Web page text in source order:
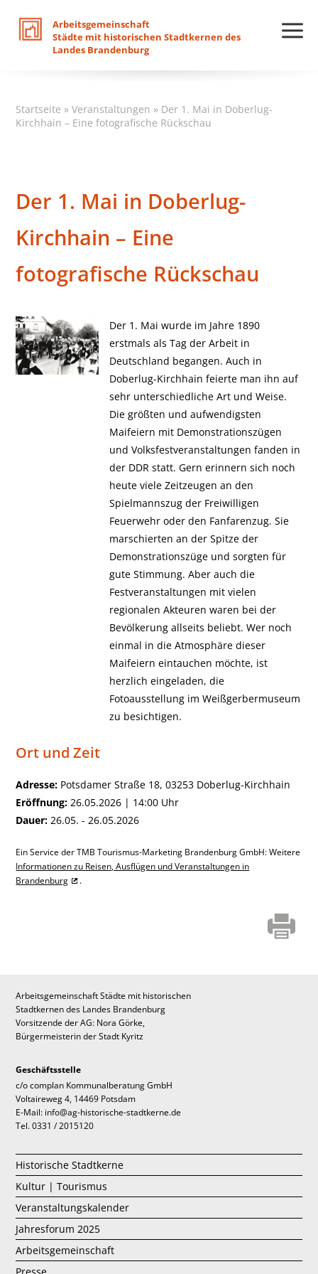
Arbeitsgemeinschaft
Städte mit historischen Stadtkernen des
Landes Brandenburg
Startseite »Veranstaltungen » Der 1. Mai in Doberlug-
Kirchhain – Eine fotografische Rückschau
Der 1. Mai in Doberlug-
Kirchhain – Eine
fotografische Rückschau
Der 1. Mai wurde im Jahre 1890
erstmals als Tag der Arbeit in
Deutschland begangen. Auch in
Doberlug-Kirchhain feierte man ihn auf
sehr unterschiedliche Art und Weise.
Die größten und aufwendigsten
Maifeiern mit Demonstrationszügen
und Volksfestveranstaltungen fanden in
der DDR statt. Gern erinnern sich noch
heute viele Zeitzeugen an den
Spielmannszug der Freiwilligen
Feuerwehr oder den Fanfarenzug. Sie
marschierten an der Spitze der
Demonstrationszüge und sorgten für
gute Stimmung. Aber auch die
Festveranstaltungen mit vielen
regionalen Akteuren waren bei der
Bevölkerung allseits beliebt. Wer noch
einmal in die Atmosphäre dieser
Maifeiern eintauchen möchte, ist
herzlich eingeladen, die
Fotoausstellung im Weißgerbermuseum
zu besichtigen.
Ort und Zeit
Adresse: Potsdamer Straße 18, 03253 Doberlug-Kirchhain
Eröffnung: 26.05.2026 | 14:00 Uhr
Dauer: 26.05. - 26.05.2026
Ein Service der TMB Tourismus-Marketing Brandenburg GmbH: Weitere
Informationen zu Reisen, Ausflügen und Veranstaltungen in
Brandenburg
.
Arbeitsgemeinschaft Städte mit historischen
Stadtkernen des Landes Brandenburg
Vorsitzende der AG: Nora Görke,
Bürgermeisterin der Stadt Kyritz
Geschäftsstelle
c/o complan Kommunalberatung GmbH
Voltaireweg 4, 14469 Potsdam
E-Mail: info@ag-historische-stadtkerne.de
Tel. 0331 / 2015120
Historische Stadtkerne
Kultur | Tourismus
Veranstaltungskalender
Jahresforum 2025
Arbeitsgemeinschaft